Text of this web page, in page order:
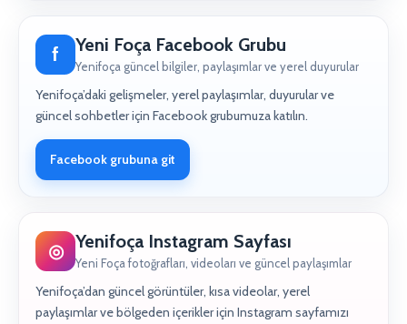
f Yeni Foça Facebook Grubu
Yenifoça güncel bilgiler, paylaşımlar ve yerel duyurular
Yenifoça’daki gelişmeler, yerel paylaşımlar, duyurular ve
güncel sohbetler için Facebook grubumuza katılın.
Facebook grubuna git
◎ Yenifoça Instagram Sayfası
Yeni Foça fotoğrafları, videoları ve güncel paylaşımlar
Yenifoça’dan güncel görüntüler, kısa videolar, yerel
paylaşımlar ve bölgeden içerikler için Instagram sayfamızı